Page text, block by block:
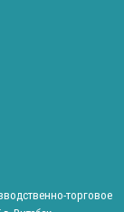
торговое